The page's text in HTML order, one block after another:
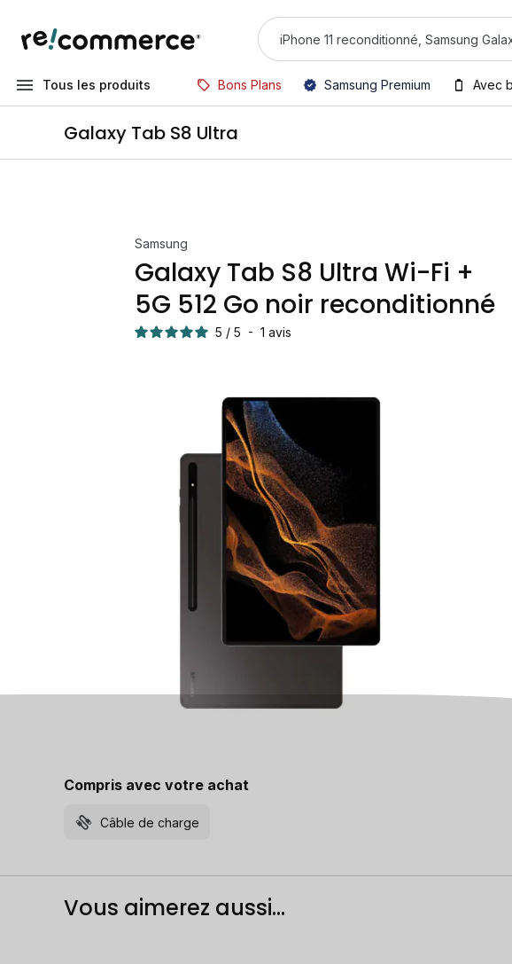
Tous les produits Bons Plans Samsung Premium Avec
Galaxy Tab S8 Ultra
Samsung
Galaxy Tab S8 Ultra Wi-Fi +
5G 512 Go noir reconditionné
5 / 5 - 1 avis
Compris avec votre achat
Câble de charge
Vous aimerez aussi...